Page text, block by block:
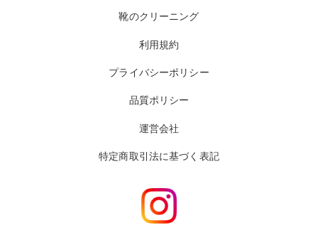
靴のクリーニング
利用規約
プライバシーポリシー
品質ポリシー
運営会社
特定商取引法に基づく表記